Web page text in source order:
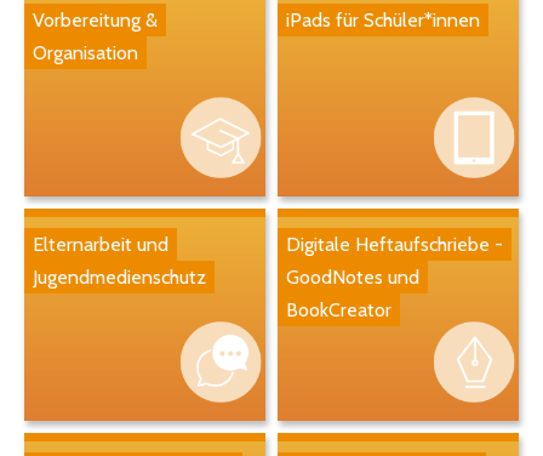
Vorbereitung &
Organisation
iPads für Schüler*innen
Elternarbeit und
Jugendmedienschutz
Digitale Heftaufschriebe -
GoodNotes und
BookCreator